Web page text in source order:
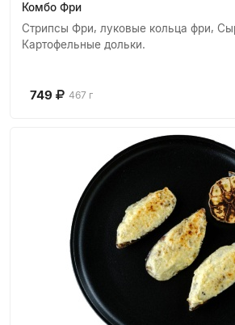
Комбо Фри
Стрипсы Фри, луковые кольца фри,
Картофельные дольки.
749 467 г